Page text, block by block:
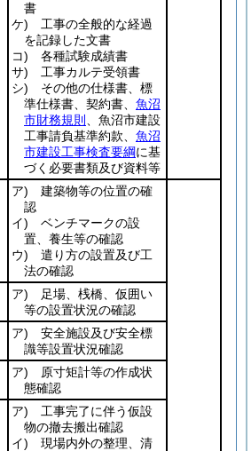
書
ケ) 工事の全般的な経過
を記録した文書
コ) 各種試験成績書
サ) 工事カルテ受領書
シ) その他の仕様書、標
準仕様書、契約書、 魚沼
市財務規則
、魚沼市建設
工事請負基準約款、 魚沼
市建設工事検査要綱に基
づく必要書類及び資料等
ア) 建築物等の位置の確
認
イ) ベンチマークの設
置、養生等の確認
ウ) 遣り方の設置及び工
法の確認
ア) 足場、桟橋、仮囲い
等の設置状況の確認
ア) 安全施設及び安全標
識等設置状況確認
ア) 原寸矩計等の作成状
態確認
ア) 工事完了に伴う仮設
物の撤去搬出確認
イ) 現場内外の整理、清